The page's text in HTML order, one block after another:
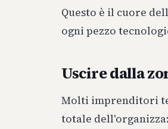
Questo è il cuore
ogni pezzo
Uscire dalla
Molti imprenditori
totale